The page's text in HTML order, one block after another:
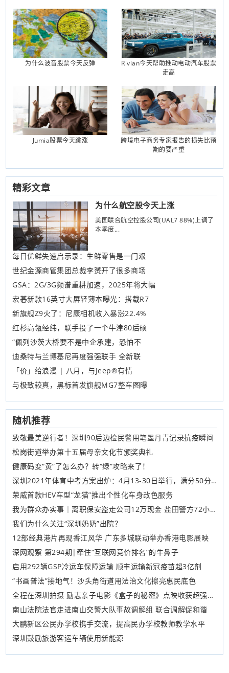
为什么波音股票今天反弹
Rivian今天帮助推动电动汽车股票
走高
Jumia股票今天跳涨
跨境电子商务专家报告的损失比预
期的要严重
精彩文章
为什么航空股今天上涨
美国联合航空控股公司(UAL7 88%)上调了
本季度...
每日优鲜失速启示录：生鲜零售是一门艰
世纪金源商管集团总裁李赟开了很多商场
GSA：2G/3G频谱重耕加速，2025年将大幅
宏碁新款16英寸大屏轻薄本曝光：搭载R7
新旗舰Z9火了：尼康相机收入暴涨22.4%
红杉高瓴经纬，联手投了一个牛津80后硕
“佩列沙茨大桥要不是中企承建，恐怕不
迪桑特与兰博基尼再度强强联手 全新联
「价」给浪漫 | 八月，与Jeep®有情
与极致较真，黑标首发旗舰MG7整车图曝
随机推荐
致敬最美逆行者！深圳90后边检民警用笔墨丹青记录抗疫瞬间
松岗街道举办第十五届母亲文化节颁奖典礼
健康码变“黄”了怎么办？转“绿”攻略来了！
深圳2021年体育中考方案出炉：4月13-30日举行，满分50分！
荣威首款HEV车型“龙猫”推出个性化车身改色服务
我为群众办实事｜离职保安盗走公司12万现金 盐田警方72小时破案
我们为什么关注“深圳奶奶”出院？
12部经典港片再现香江风华 广东多城联动举办香港电影展映
深网观察 第294期|牵住“互联网竞价排名”的牛鼻子
启用292辆GSP冷运车保障运输 顺丰运输新冠疫苗超3亿剂
“书画普法”接地气！沙头角街道用法治文化擦亮惠民底色
全程在深圳拍摄 励志亲子电影《盒子的秘密》点映收获超强口碑
南山法院法官走进南山交警大队事故调解组 联合调解促和谐
大鹏新区公民办学校携手交流，提高民办学校教师教学水平
深圳鼓励旅游客运车辆使用新能源